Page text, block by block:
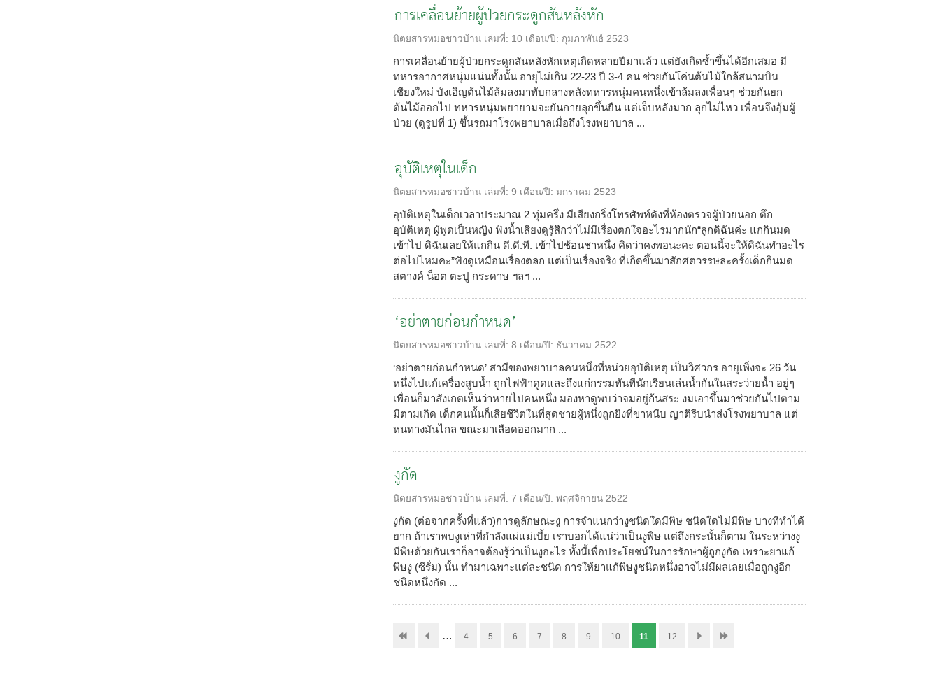
การเคลื่อนย้ายผู้ป่วยกระดูกสันหลังหัก
นิตยสารหมอชาวบ้าน เล่มที่: 10 เดือน/ปี: กุมภาพันธ์ 2523
การเคลื่อนย้ายผู้ป่วยกระดูกสันหลังหักเหตุเกิดหลายปีมาแล้ว แต่ยังเกิดซ้ำขึ้นได้อีกเสมอ มี
ทหารอากาศหนุ่มแน่นทั้งนั้น อายุไม่เกิน 22-23 ปี 3-4 คน ช่วยกันโค่นต้นไม้ใกล้สนามบิน
เชียงใหม่ บังเอิญต้นไม้ล้มลงมาทับกลางหลังทหารหนุ่มคนหนึ่งเข้าล้มลงเพื่อนๆ ช่วยกันยก
ต้นไม้ออกไป ทหารหนุ่มพยายามจะยันกายลุกขึ้นยืน แต่เจ็บหลังมาก ลุกไม่ไหว เพื่อนจึงอุ้มผู้
ป่วย (ดูรูปที่ 1) ขึ้นรถมาโรงพยาบาลเมื่อถึงโรงพยาบาล ...
อุบัติเหตุในเด็ก
นิตยสารหมอชาวบ้าน เล่มที่: 9 เดือน/ปี: มกราคม 2523
อุบัติเหตุในเด็กเวลาประมาณ 2 ทุ่มครึ่ง มีเสียงกริ่งโทรศัพท์ดังที่ห้องตรวจผู้ป่วยนอก ตึก
อุบัติเหตุ ผู้พูดเป็นหญิง ฟังน้ำเสียงดูรู้สึกว่าไม่มีเรื่องตกใจอะไรมากนัก“ลูกดิฉันค่ะ แกกินมด
เข้าไป ดิฉันเลยให้แกกิน ดี.ดี.ที. เข้าไปช้อนชาหนึ่ง คิดว่าคงพอนะคะ ตอนนี้จะให้ดิฉันทำอะไร
ต่อไปไหมคะ”ฟังดูเหมือนเรื่องตลก แต่เป็นเรื่องจริง ที่เกิดขึ้นมาสักศตวรรษละครั้งเด็กกินมด
สตางค์ น็อต ตะปู กระดาษ ฯลฯ ...
‘อย่าตายก่อนกำหนด’
นิตยสารหมอชาวบ้าน เล่มที่: 8 เดือน/ปี: ธันวาคม 2522
‘อย่าตายก่อนกำหนด’ สามีของพยาบาลคนหนึ่งที่หน่วยอุบัติเหตุ เป็นวิศวกร อายุเพิ่งจะ 26 วัน
หนึ่งไปแก้เครื่องสูบน้ำ ถูกไฟฟ้าดูดและถึงแก่กรรมทันทีนักเรียนเล่นน้ำกันในสระว่ายน้ำ อยู่ๆ
เพื่อนก็มาสังเกตเห็นว่าหายไปคนหนึ่ง มองหาดูพบว่าจมอยู่ก้นสระ งมเอาขึ้นมาช่วยกันไปตาม
มีตามเกิด เด็กคนนั้นก็เสียชีวิตในที่สุดชายผู้หนึ่งถูกยิงที่ขาหนีบ ญาติรีบนำส่งโรงพยาบาล แต่
หนทางมันไกล ขณะมาเลือดออกมาก ...
งูกัด
นิตยสารหมอชาวบ้าน เล่มที่: 7 เดือน/ปี: พฤศจิกายน 2522
งูกัด (ต่อจากครั้งที่แล้ว)การดูลักษณะงู การจำแนกว่างูชนิดใดมีพิษ ชนิดใดไม่มีพิษ บางทีทำได้
ยาก ถ้าเราพบงูเห่าที่กำลังแผ่แม่เบี้ย เราบอกได้แน่ว่าเป็นงูพิษ แต่ถึงกระนั้นก็ตาม ในระหว่างงู
มีพิษด้วยกันเราก็อาจต้องรู้ว่าเป็นงูอะไร ทั้งนี้เพื่อประโยชน์ในการรักษาผู้ถูกงูกัด เพราะยาแก้
พิษงู (ซีรั่ม) นั้น ทำมาเฉพาะแต่ละชนิด การให้ยาแก้พิษงูชนิดหนึ่งอาจไม่มีผลเลยเมื่อถูกงูอีก
ชนิดหนึ่งกัด ...
… 4 5 6 7 8 9 10 11 12